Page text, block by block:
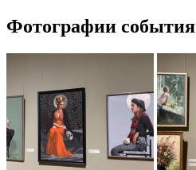
Фотографии события